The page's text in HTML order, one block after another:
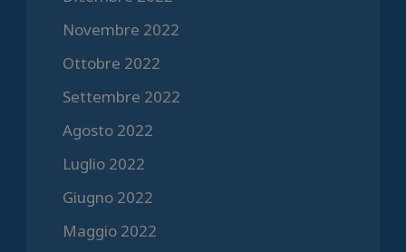
Novembre 2022
Ottobre 2022
Settembre 2022
Agosto 2022
Luglio 2022
Giugno 2022
Maggio 2022